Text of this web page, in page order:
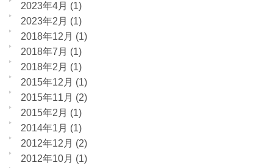
2023年4月 (1)
2023年2月 (1)
2018年12月 (1)
2018年7月 (1)
2018年2月 (1)
2015年12月 (1)
2015年11月 (2)
2015年2月 (1)
2014年1月 (1)
2012年12月 (2)
2012年10月 (1)